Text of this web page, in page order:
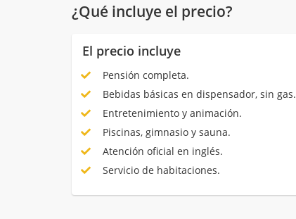
¿Qué incluye el precio?
El precio incluye
Pensión completa.
Bebidas básicas en dispensador, sin gas.
Entretenimiento y animación.
Piscinas, gimnasio y sauna.
Atención oficial en inglés.
Servicio de habitaciones.